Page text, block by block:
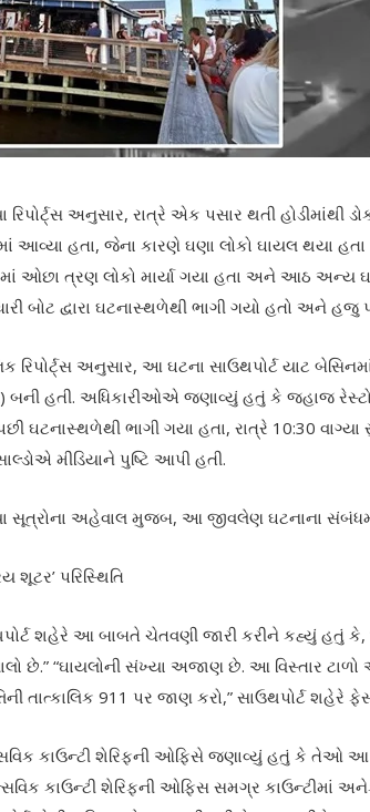
રિપોર્ટ્સ અનુસાર, રાત્રે એક પસાર થતી હોડીમાંથી
આવ્યા હતા, જેના કારણે ઘણા લોકો ઘાયલ થયા
ઓછા ત્રણ લોકો માર્યા ગયા હતા અને આઠ અન્ય
બોટ દ્વારા ઘટનાસ્થળેથી ભાગી ગયો હતો અને હજુ
રિપોર્ટ્સ અનુસાર, આ ઘટના સાઉથપોર્ટ યાટ
હતી. અધિકારીઓએ જણાવ્યું હતું કે જહાજ
ઘટનાસ્થળેથી ભાગી ગયા હતા, રાત્રે 10:30
મીડિયાને પુષ્ટિ આપી હતી.
સૂત્રોના અહેવાલ મુજબ, આ જીવલેણ ઘટનાના
શૂટર’ પરિસ્થિતિ
શહેરે આ બાબતે ચેતવણી જારી કરીને કહ્યું હતું કે,
છે.” “ઘાયલોની સંખ્યા અજાણ છે. આ વિસ્તાર ટાળો
તાત્કાલિક 911 પર જાણ કરો,” સાઉથપોર્ટ
કાઉન્ટી શેરિફની ઓફિસે જણાવ્યું હતું કે તેઓ આ
કાઉન્ટી શેરિફની ઓફિસ સમગ્ર